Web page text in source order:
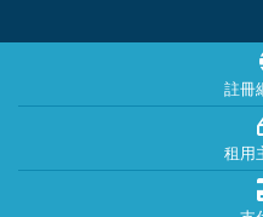
註冊
租用